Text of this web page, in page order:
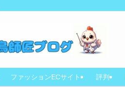
ファッションECサイト 評判